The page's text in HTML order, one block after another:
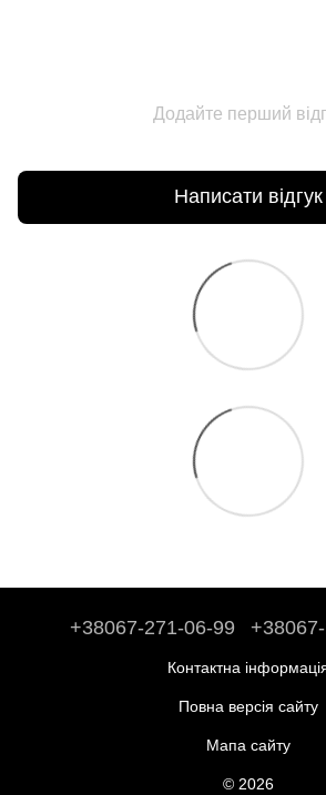
Додайте перший
Написати відгук
+38067-271-06-99
Контактна
Повна версія сайту
Мапа сайту
© 2026